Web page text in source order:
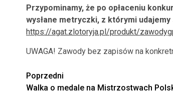
Przypominamy, że po opłaceniu
wysłane metryczki, z którymi
https://agat.zlotoryja.pl/produkt/
UWAGA! Zawody bez zapisów na
Zobacz
wpisy
Poprzedni
Walka o medale na Mistrzostwach